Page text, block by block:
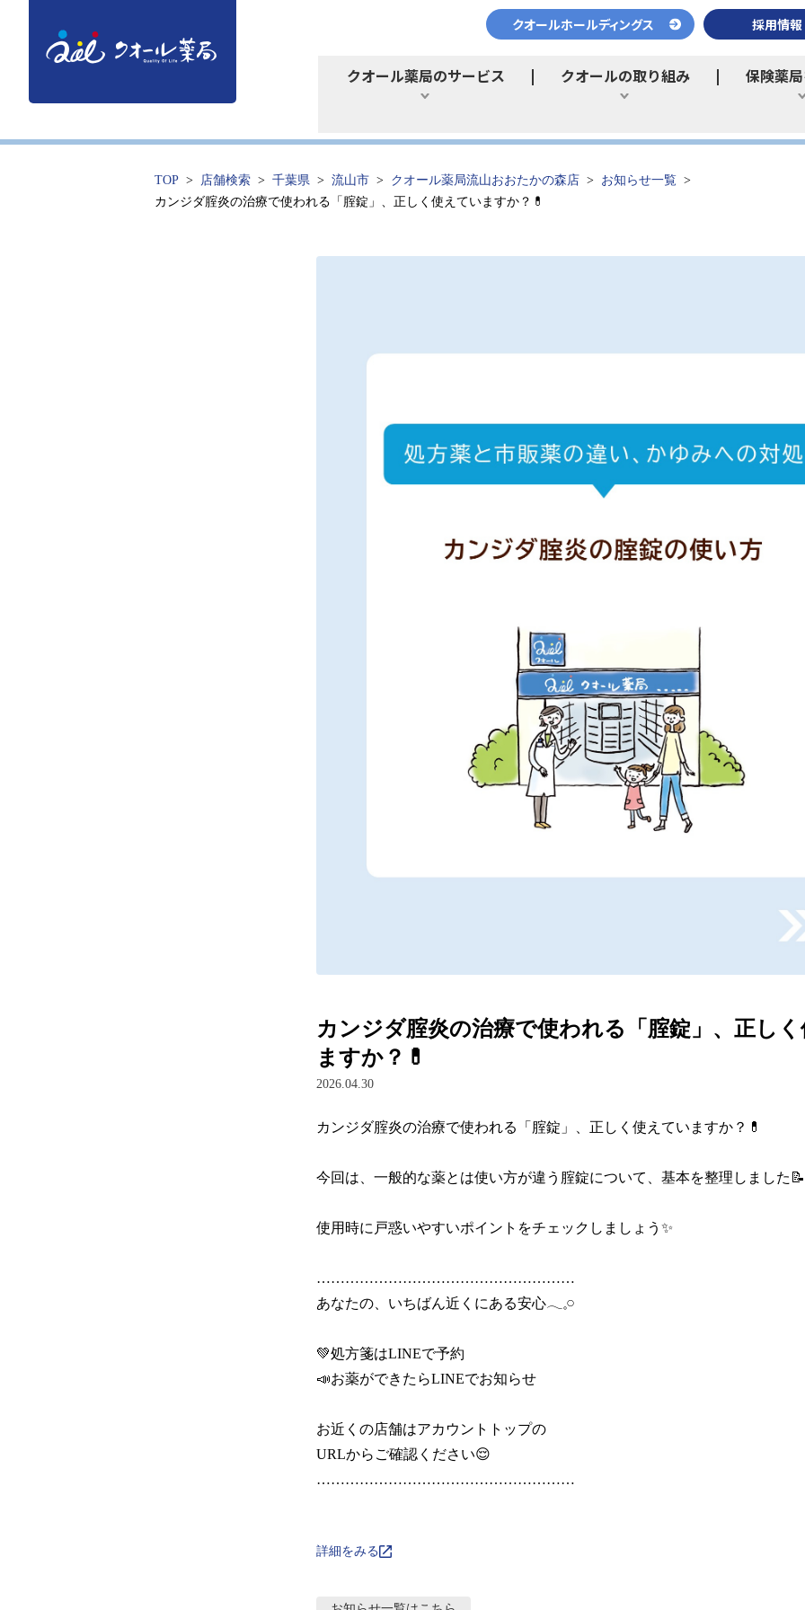
クオール薬局のサービス
ひらく
クオールの取り組み
ひらく
保険薬
クオールホールディングス 採用情報
TOP 店舗検索 千葉県 流山市 クオール薬局流山おおたかの森店
お知らせ一覧
カンジダ腟炎の治療で使われる「腟錠」、正しく使えていますか？💊
カンジダ腟炎の治療で使われる「腟錠」、正し
ますか？💊
2026.04.30
カンジダ腟炎の治療で使われる「腟錠」、正しく使えていますか？💊
今回は、一般的な薬とは使い方が違う腟錠について、基本を整理しました📝
使用時に戸惑いやすいポイントをチェックしましょう✨
………………………………………………
あなたの、いちばん近くにある安心𓂃𓈒𓏸
💚処方箋はLINEで予約
📣お薬ができたらLINEでお知らせ
お近くの店舗はアカウントトップの
URLからご確認ください😌
………………………………………………
詳細をみる